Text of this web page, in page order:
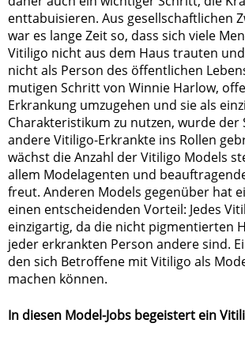
enttabuisieren. Aus gesellschaftlichen
war es lange Zeit so, dass sich viele
Vitiligo nicht aus dem Haus trauten
nicht als Person des öffentlichen
mutigen Schritt von Winnie Harlow,
Erkrankung umzugehen und sie als
Charakteristikum zu nutzen, wurde der
andere Vitiligo-Erkrankte ins Rollen
wächst die Anzahl der Vitiligo Models
allem Modelagenten und
freut. Anderen Models gegenüber hat
einen entscheidenden Vorteil: Jedes
einzigartig, da die nicht pigmentierten
jeder erkrankten Person andere sind.
den sich Betroffene mit Vitiligo als
machen können.
In diesen Model-Jobs begeistert ein